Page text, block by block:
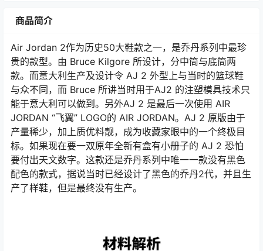
商品简介
Air Jordan 2作为历史50大鞋款之一，是乔丹系列中最珍
贵的款型。由 Bruce Kilgore 所设计，分中筒与底筒两
款。而意大利生产及设计令 AJ 2 外型上与当时的篮球鞋
与众不同，而 Bruce 所讲当时用于AJ2 的注塑模具技术只
能于意大利可以做到。另外AJ 2 是最后一次使用 AIR
JORDAN “飞翼” LOGO的 AIR JORDAN。AJ 2 原版由于
产量稀少，加上质优料靓，成为收藏家眼中的一个终极目
标。如果现在要一双原年全新有盒有小册子的 AJ 2 恐怕
要付出天文数字。这款还是乔丹系列中唯一一款没有黑色
配色的款式，据说当时已经设计了黑色的乔丹2代，并且生
产了样鞋，但是最终没有生产。